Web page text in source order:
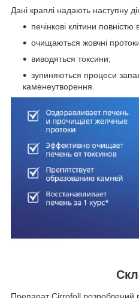
Дані краплі надають наступну
печінкові клітини
очищаються жовчні
виводяться токсини;
зупиняються процеси
каменеутворення.